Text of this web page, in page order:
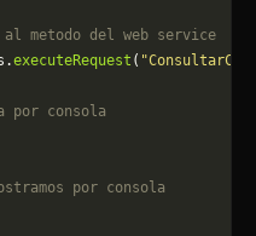
metodo del web service
executeRequest (
por consola
por consola